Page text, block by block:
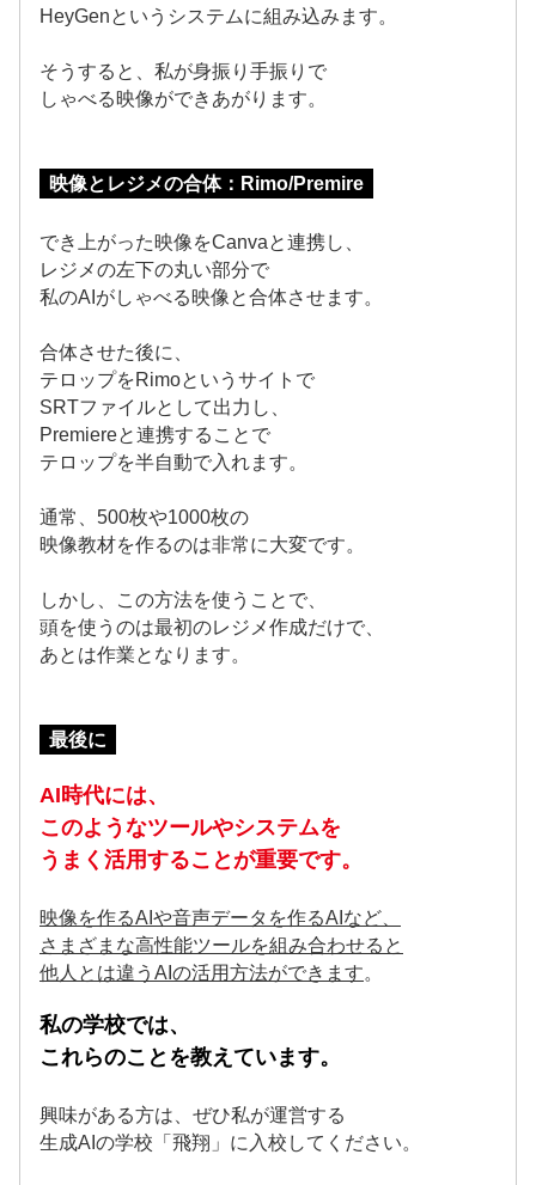
HeyGenというシステムに組み込みます。
そうすると、私が身振り手振りで
しゃべる映像ができあがります。
映像とレジメの合体：Rimo/Premire
でき上がった映像をCanvaと連携し、
レジメの左下の丸い部分で
私のAIがしゃべる映像と合体させます。
合体させた後に、
テロップをRimoというサイトで
SRTファイルとして出力し、
Premiereと連携することで
テロップを半自動で入れます。
通常、500枚や1000枚の
映像教材を作るのは非常に大変です。
しかし、この方法を使うことで、
頭を使うのは最初のレジメ作成だけで、
あとは作業となります。
最後に
AI時代には、
このようなツールやシステムを
うまく活用することが重要です。
映像を作るAIや音声データを作るAIなど、
さまざまな高性能ツールを組み合わせると
他人とは違うAIの活用方法ができます。
私の学校では、
これらのことを教えています。
興味がある方は、ぜひ私が運営する
生成AIの学校「飛翔」に入校してください。